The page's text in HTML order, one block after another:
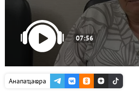
07:56
Анапаҵаҩра